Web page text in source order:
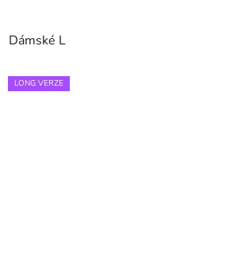
Dámské L
LONG VERZE